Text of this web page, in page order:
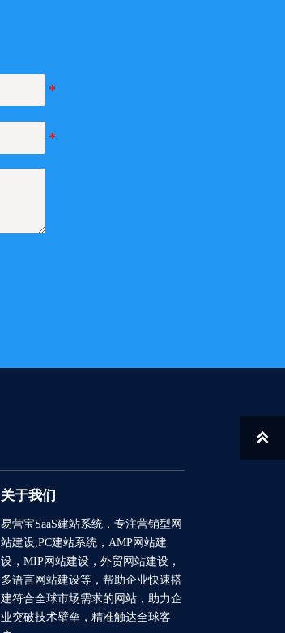
关于我们
易营宝SaaS建站系统，专注营销型网
站建设,PC建站系统，AMP网站建
设，MIP网站建设，外贸网站建设，
多语言网站建设等，帮助企业快速搭
建符合全球市场需求的网站，助力企
业突破技术壁垒，精准触达全球客
